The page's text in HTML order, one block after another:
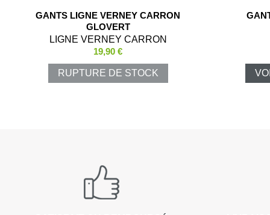
GANTS LIGNE VERNEY CARRON
GLOVERT
LIGNE VERNEY CARRON
19,90 €
RUPTURE DE STOCK